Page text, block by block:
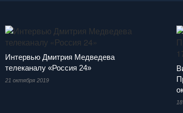
Интервью Дмитрия Медведева
телеканалу «Россия 24»
21 октября 2019